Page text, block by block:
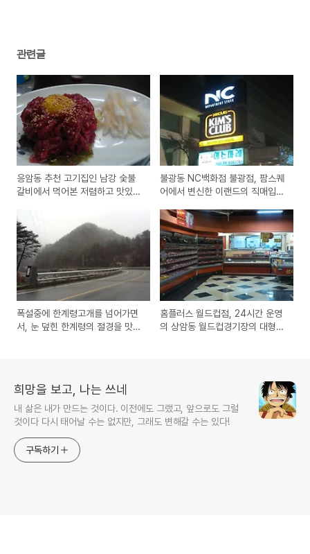
관련글
응암동 추천 고기집인 남강 숯불
갈비에서 먹어본 저렴하고 맛있는
불광동 NC백화점 불광점, 팜스퀘
어에서 변신한 이랜드의 직매입
점)
폭설중에 한계령고개를 넘어가면
서, 눈 덮힌 한계령의 절경을 맛보
홈플러스 월드컵점, 24시간 운영
의 상암동 월드컵경기장의 대형마
희망을 보고, 나는 쓰네
내 삶은 내가 만드는 것이다. 이전에도 그랬고, 앞으로도 그럴
것이다 다시 태어날 수는 없지만, 그래도 변해갈 수는 있다!
구독하기